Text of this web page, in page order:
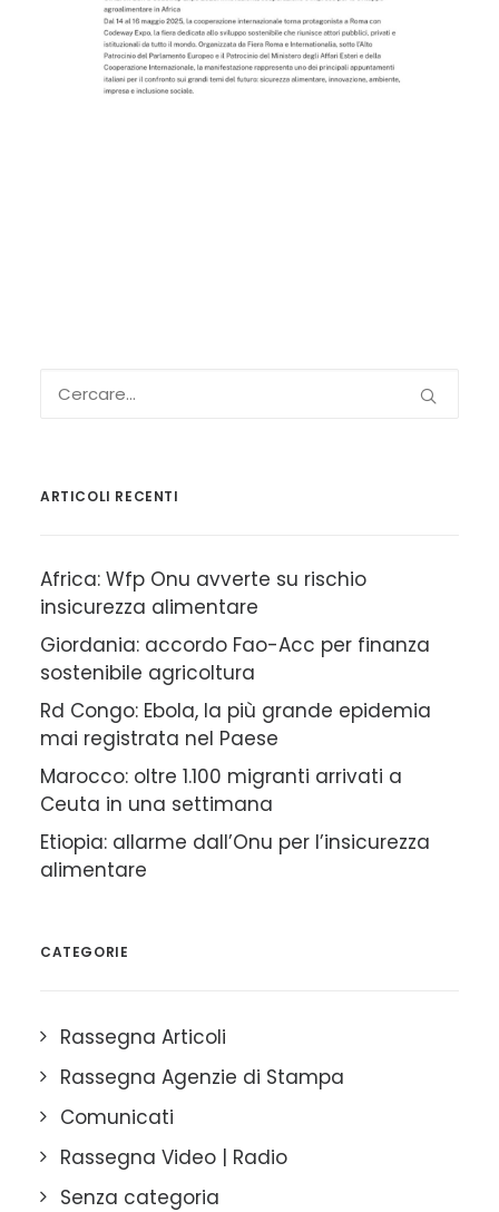
ARTICOLI RECENTI
Africa: Wfp Onu avverte su rischio
insicurezza alimentare
Giordania: accordo Fao-Acc per finanza
sostenibile agricoltura
Rd Congo: Ebola, la più grande epidemia
mai registrata nel Paese
Marocco: oltre 1.100 migranti arrivati a
Ceuta in una settimana
Etiopia: allarme dall’Onu per l’insicurezza
alimentare
CATEGORIE
Rassegna Articoli
Rassegna Agenzie di Stampa
Comunicati
Rassegna Video | Radio
Senza categoria